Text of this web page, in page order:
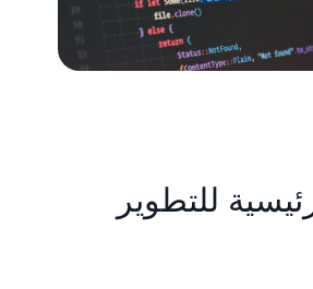
للتطوير